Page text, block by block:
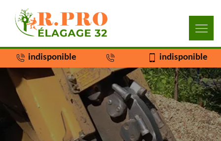
indisponible indisponible